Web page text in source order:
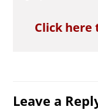
Click here
Leave a